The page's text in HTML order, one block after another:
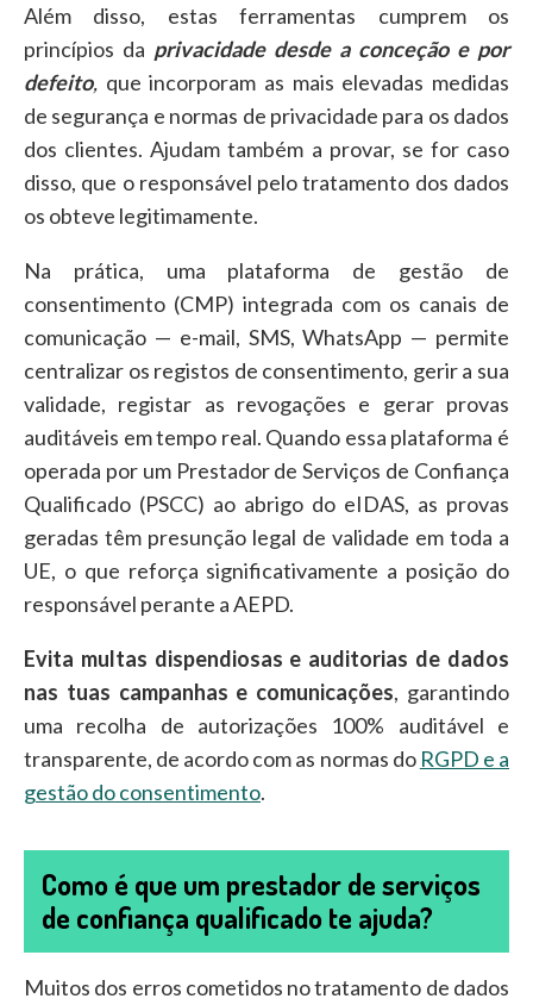
Além disso, estas ferramentas cumprem os
princípios da privacidade desde a conceção e por
defeito, que incorporam as mais elevadas medidas
de segurança e normas de privacidade para os dados
dos clientes. Ajudam também a provar, se for caso
disso, que o responsável pelo tratamento dos dados
os obteve legitimamente.
Na prática, uma plataforma de gestão de
consentimento (CMP) integrada com os canais de
comunicação — e-mail, SMS, WhatsApp — permite
centralizar os registos de consentimento, gerir a sua
validade, registar as revogações e gerar provas
auditáveis em tempo real. Quando essa plataforma é
operada por um Prestador de Serviços de Confiança
Qualificado (PSCC) ao abrigo do eIDAS, as provas
geradas têm presunção legal de validade em toda a
UE, o que reforça significativamente a posição do
responsável perante a AEPD.
Evita multas dispendiosas e auditorias de dados
nas tuas campanhas e comunicações, garantindo
uma recolha de autorizações 100% auditável e
transparente, de acordo com as normas do RGPD e a
gestão do consentimento.
Como é que um prestador de serviços
de confiança qualificado te ajuda?
Muitos dos erros cometidos no tratamento de dados